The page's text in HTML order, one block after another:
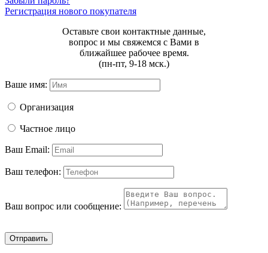
Регистрация нового покупателя
Оставьте свои контактные данные,
вопрос и мы свяжемся с Вами в
ближайшее рабочее время.
(пн-пт, 9-18 мск.)
Ваше имя:
Организация
Частное лицо
Ваш Email:
Ваш телефон:
Ваш вопрос или сообщение:
Отправить